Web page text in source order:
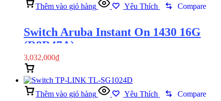
Thêm vào giỏ hàng Yêu Thích Compare
Switch Aruba Instant On 1430 16G
(R8R47A)
3,032,000₫
Thêm vào giỏ hàng Yêu Thích Compare